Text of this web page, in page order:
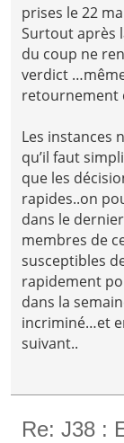
prises le 22
Surtout après
du coup ne
verdict
retournement
Les instances
qu’il faut
que les
rapides..on
dans le
membres de
susceptibles
rapidement
dans la
incriminé…et
suivant..
Re: J38 :